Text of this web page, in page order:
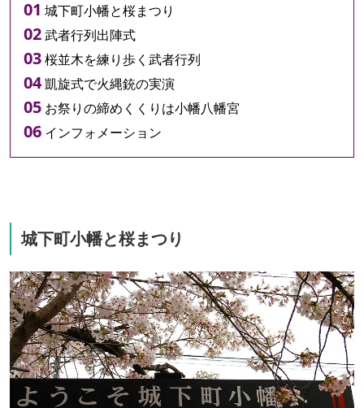
城下町小幡と桜まつり
武者行列出陣式
桜並木を練り歩く武者行列
凱旋式で火縄銃の実演
お祭りの締めくくりは小幡八幡宮
インフォメーション
城下町小幡と桜まつり